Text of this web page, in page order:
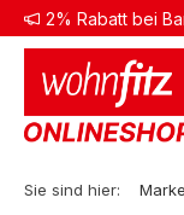
Hauptinhalt
Zur Suche springen
Zur2% Rabatt bei
Sie sind hier: